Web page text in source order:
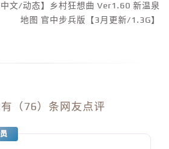
中文/动态】乡村狂想曲 Ver1.60 新温泉
地图 官中步兵版【3月更新/1.3G】
（76）条网友点评